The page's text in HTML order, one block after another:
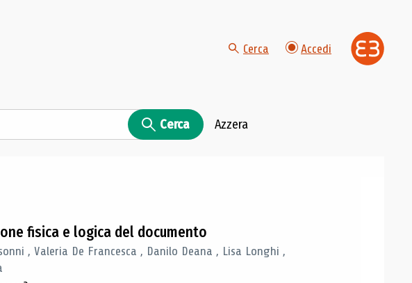
Cerca Accedi
Cerca Azzera
fisica e logica del documento
, Valeria De Francesca , Danilo Deana , Lisa Longhi ,